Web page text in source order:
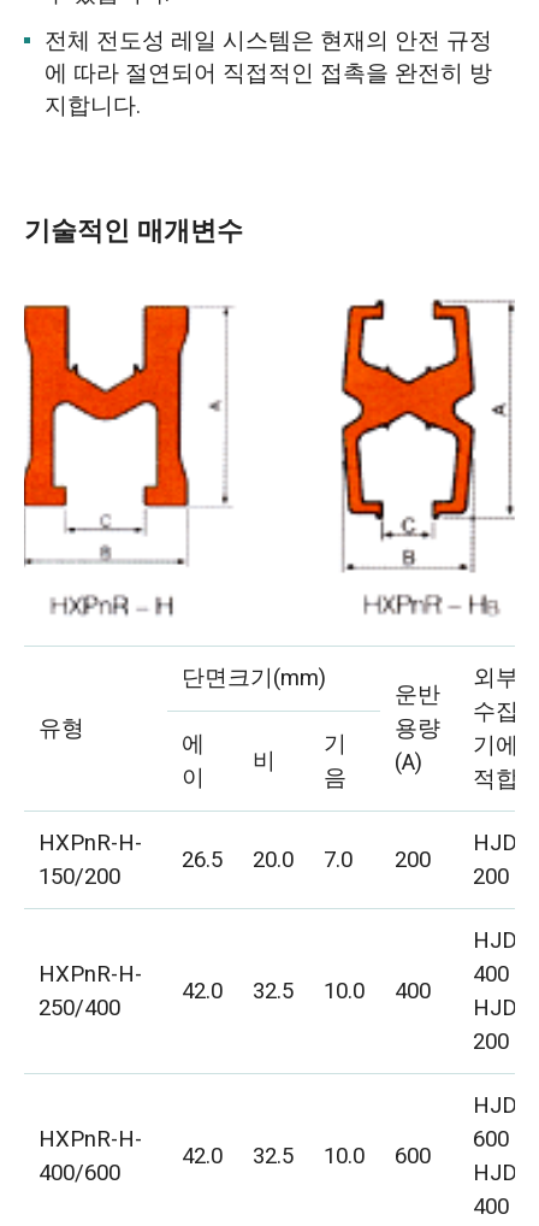
전체 전도성 레일 시스템은 현재의 안전 규정
에 따라 절연되어 직접적인 접촉을 완전히 방
지합니다.
기술적인 매개변수
유형
단면크기(mm)
운반
용량
(A)
외부
수집
기에
적합
에
이
비
기
음
HXPnR-H-
150/200
26.5 20.0 7.0 200
HJD-
200
HXPnR-H-
250/400
42.0 32.5 10.0 400
HJD-
400
HJD-
200
HXPnR-H-
400/600
42.0 32.5 10.0 600
HJD-
600
HJD-
400